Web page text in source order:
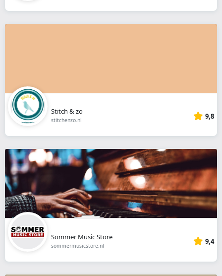
Stitch & zo
stitchenzo.nl 9,8
Sommer Music Store
sommermusicstore.nl 9,4